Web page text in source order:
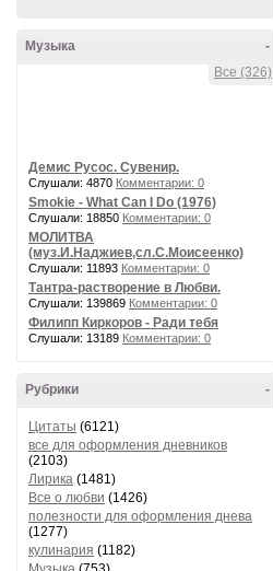
-
Музыка
Все (326)
Демис Русос. Сувенир.
Слушали: 4870 Комментарии: 0
Smokie - What Can I Do (1976)
Слушали: 18850 Комментарии: 0
МОЛИТВА
(муз.И.Наджиев,сл.С.Моисеенко)
Слушали: 11893 Комментарии: 0
Тантра-растворение в Любви.
Слушали: 139869 Комментарии: 0
Филипп Киркоров - Ради тебя
Слушали: 13189 Комментарии: 0
-
Рубрики
Цитаты (6121)
все для оформления дневников
(2103)
Лирика (1481)
Все о любви (1426)
полезности для оформления днева
(1277)
кулинария (1182)